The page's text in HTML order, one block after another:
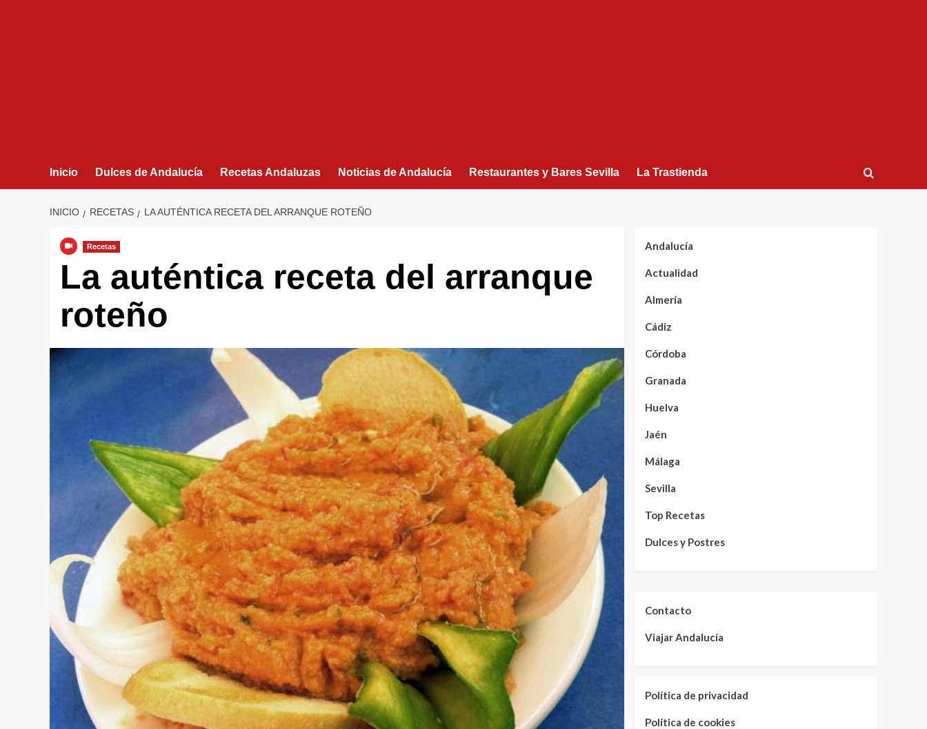
Inicio Dulces de Andalucía Recetas Andaluzas Noticias de Andalucía Restaurantes y Bares Sevilla La Trastienda
INICIO RECETAS LA AUTÉNTICA RECETA DEL ARRANQUE ROTEÑO
Recetas
La auténtica receta del arranque
roteño
Andalucía
Actualidad
Almería
Cádiz
Córdoba
Granada
Huelva
Jaén
Málaga
Sevilla
Top Recetas
Dulces y Postres
Contacto
Viajar Andalucía
Política de privacidad
Política de cookies